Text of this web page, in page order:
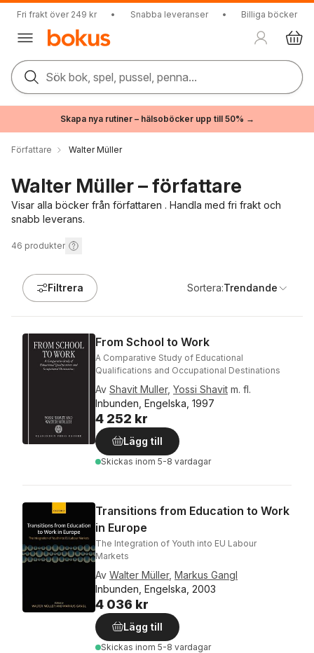
Fri frakt över 249 kr • Snabba leveranser • Billiga böcker
Sök bok, spel, pussel, penna...
Skapa nya rutiner – hälsoböcker upp till 50% →
Författare Walter Müller
Walter Müller – författare
Visar alla böcker från författaren . Handla med fri frakt och
snabb leverans.
46 produkter
Filtrera Sortera:Trendande
From School to Work
A Comparative Study of Educational
Qualifications and Occupational Destinations
Av Shavit Muller, Yossi Shavit m. fl.
Inbunden, Engelska, 1997
4 252 kr
Lägg till
Skickas inom 5-8 vardagar
Transitions from Education to Work
in Europe
The Integration of Youth into EU Labour
Markets
Av Walter Müller, Markus Gangl
Inbunden, Engelska, 2003
4 036 kr
Lägg till
Skickas inom 5-8 vardagar